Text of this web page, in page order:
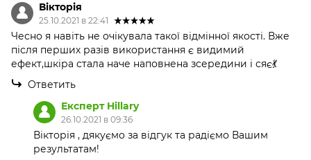
Вікторія
25.10.2021 в 22:41
Чесно я навіть не очікувала такої відмінної якості. Вже
після перших разів використання є видимий
ефект,шкіра стала наче наповнена зсередини і сяє💃
Ответить
Експерт Hillary
26.10.2021 в 09:36
Вікторія , дякуємо за відгук та радіємо Вашим
результатам!